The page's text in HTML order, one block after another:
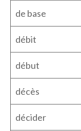
de base
débit
début
décès
décider